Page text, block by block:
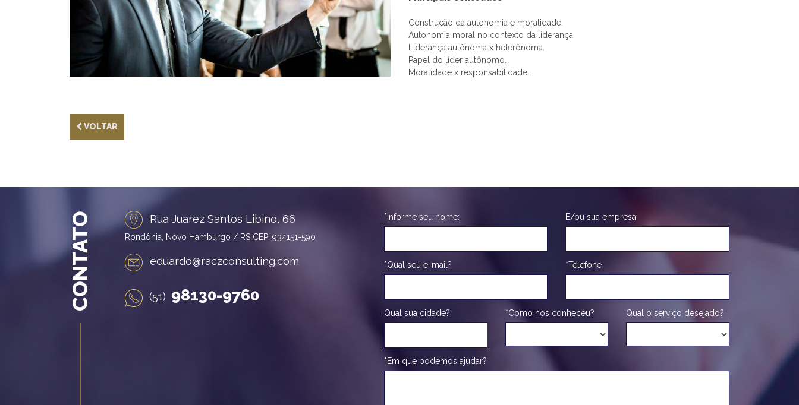
Construção da autonomia e moralidade.
Autonomia moral no contexto da liderança.
Liderança autônoma x heterônoma.
Papel do líder autônomo.
Moralidade x responsabilidade.
VOLTAR
CONTATO Rua Juarez Santos Libino, 66
Rondônia, Novo Hamburgo / RS CEP: 934151-590
eduardo@raczconsulting.com
(51) 98130-9760
*Informe seu nome: E/ou sua empresa:
*Qual seu e-mail? *Telefone
Qual sua cidade? *Como nos conheceu? Qual o serviço desejado?
*Em que podemos ajudar?